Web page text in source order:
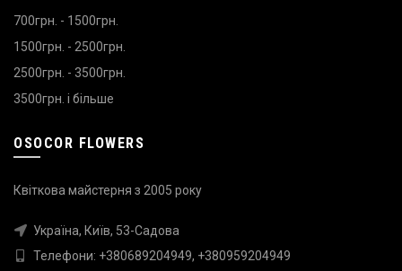
700грн. - 1500грн.
1500грн. - 2500грн.
2500грн. - 3500грн.
3500грн. і більше
OSOCOR FLOWERS
Квіткова майстерня з 2005 року
Україна, Київ, 53-Садова
Телефони: +380689204949, +380959204949